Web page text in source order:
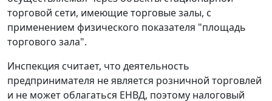
торговой сети, имеющие торговые залы, с
применением физического показателя "площадь
торгового зала".
Инспекция считает, что деятельность
предпринимателя не является розничной торговлей
и не может облагаться ЕНВД, поэтому налоговый